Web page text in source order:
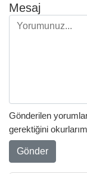
Mesaj
Gönderilen
gerektiğini
Gönder